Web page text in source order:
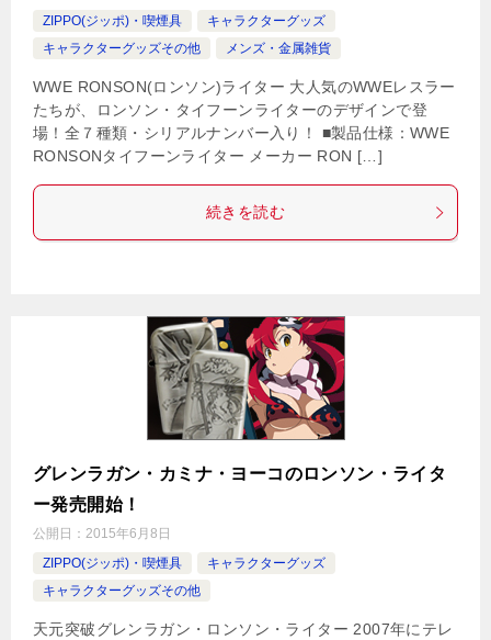
ZIPPO(ジッポ)・喫煙具
キャラクターグッズ
キャラクターグッズその他
メンズ・金属雑貨
WWE RONSON(ロンソン)ライター 大人気のWWEレスラー
たちが、ロンソン・タイフーンライターのデザインで登
場！全７種類・シリアルナンバー入り！ ■製品仕様：WWE
RONSONタイフーンライター メーカー RON […]
続きを読む
グレンラガン・カミナ・ヨーコのロンソン・ライタ
ー発売開始！
公開日： 2015年6月8日
ZIPPO(ジッポ)・喫煙具
キャラクターグッズ
キャラクターグッズその他
天元突破グレンラガン・ロンソン・ライター 2007年にテレ